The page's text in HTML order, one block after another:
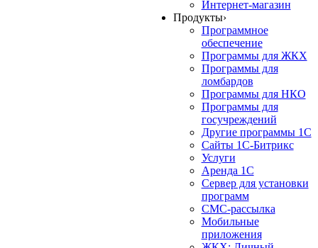
Интернет-магазин
Продукты›
Программное
обеспечение
Программы для ЖКХ
Программы для
ломбардов
Программы для НКО
Программы для
госучреждений
Другие программы 1С
Сайты 1С-Битрикс
Услуги
Аренда 1С
Сервер для установки
программ
СМС-рассылка
Мобильные
приложения